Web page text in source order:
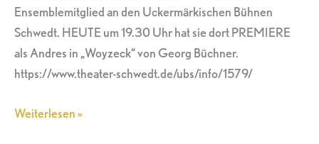
Ensemblemitglied an den Uckermärkischen Bühnen
Schwedt. HEUTE um 19.30 Uhr hat sie dort PREMIERE
als Andres in „Woyzeck“ von Georg Büchner.
https://www.theater-schwedt.de/ubs/info/1579/
Weiterlesen »